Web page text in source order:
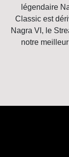
légendaire
Classic est
Nagra VI, le
notre